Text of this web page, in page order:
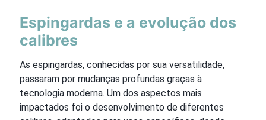
Espingardas e a evolução dos
calibres
As espingardas, conhecidas por sua versatilidade,
passaram por mudanças profundas graças à
tecnologia moderna. Um dos aspectos mais
impactados foi o desenvolvimento de diferentes